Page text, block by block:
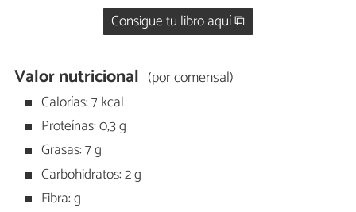
Consigue tu libro aquí ⧉
Valor nutricional (por comensal)
Calorías: 7 kcal
Proteínas: 0,3 g
Grasas: 7 g
Carbohidratos: 2 g
Fibra: g